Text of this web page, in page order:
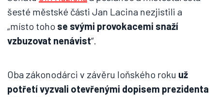
šesté městské části Jan Lacina nezjistili a
„místo toho se svými provokacemi snaží
vzbuzovat nenávist“.
Oba zákonodárci v závěru loňského roku už
potřetí vyzvali otevřenými dopisem prezidenta